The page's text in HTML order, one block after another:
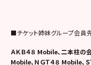
■チケット姉妹グループ会員
ＡＫＢ４８ Mobile、二本柱の
Mobile、ＮＧＴ４８ Mobile、